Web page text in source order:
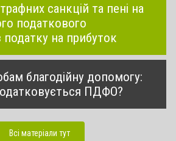
санкцій та пені на
податкового
податку на прибуток
благодійну допомогу:
ПДФО?
Всі матеріали тут